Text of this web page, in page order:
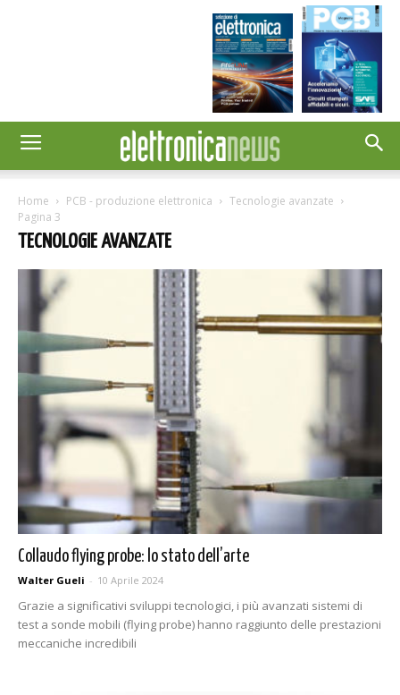
Home PCB - produzione elettronica
Tecnologie avanzate
Pagina 3
TECNOLOGIE AVANZATE
Collaudo flying probe: lo stato dell’arte
Walter Gueli - 10 Aprile 2024
Grazie a significativi sviluppi tecnologici, i più avanzati sistemi di
test a sonde mobili (flying probe) hanno raggiunto delle prestazioni
meccaniche incredibili